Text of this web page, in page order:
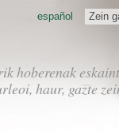
hoberenak
haur, gazte
Zein
español